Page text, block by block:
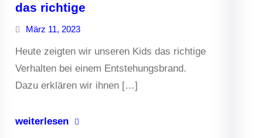
das richtige
März 11, 2023
Heute zeigten wir unseren Kids das richtige
Verhalten bei einem Entstehungsbrand.
Dazu erklären wir ihnen […]
weiterlesen